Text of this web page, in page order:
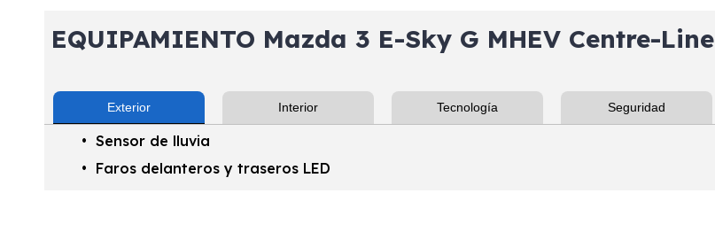
EQUIPAMIENTO Mazda 3 E-Sky G MHEV Centre-Line
Exterior Interior Tecnología Seguridad
Sensor de lluvia
Faros delanteros y traseros LED